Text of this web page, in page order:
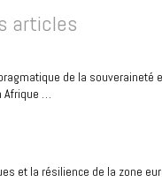
articles
de la souveraineté
Afrique …
et la résilience de la zone